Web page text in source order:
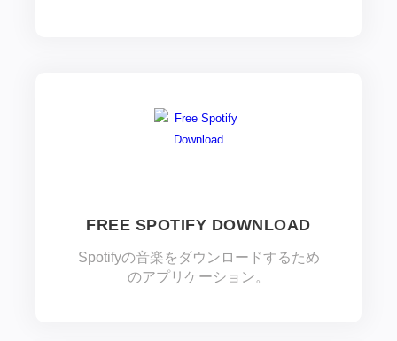
FREE SPOTIFY DOWNLOAD
Spotifyの音楽をダウンロードするため
のアプリケーション。